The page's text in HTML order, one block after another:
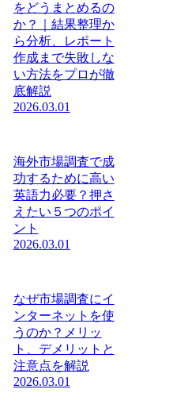
をどうまとめるの
か？｜結果整理か
ら分析、レポート
作成まで失敗しな
い方法をプロが徹
底解説
2026.03.01
海外市場調査で成
功するために高い
英語力必要？押さ
えたい５つのポイ
ント
2026.03.01
なぜ市場調査にイ
ンターネットを使
うのか？メリッ
ト、デメリットと
注意点を解説
2026.03.01